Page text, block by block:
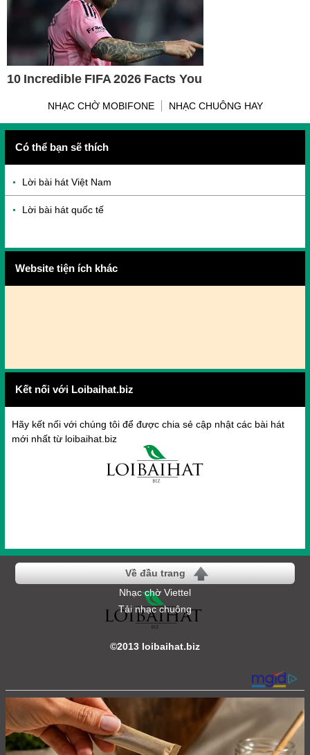
NHẠC CHỜ MOBIFONE NHẠC CHUÔNG HAY
Có thể bạn sẽ thích
Lời bài hát Việt Nam
Lời bài hát quốc tế
Website tiện ích khác
Kết nối với Loibaihat.biz
Hãy kết nối với chúng tôi để được chia sẻ cập nhật các bài hát
mới nhất từ loibaihat.biz
Về đầu trang
Nhạc chờ Viettel
Tải nhạc chuông
©2013 loibaihat.biz